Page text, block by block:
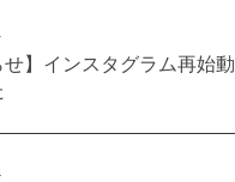
せ】インスタグラム再始動